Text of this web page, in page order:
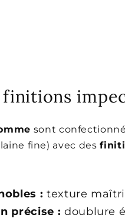
sont
fine) avec des
: texture
précise : doublure